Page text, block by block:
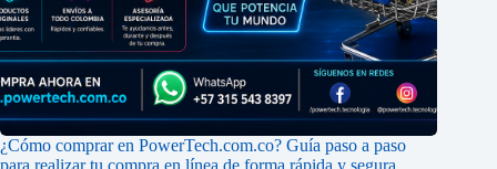
¿Cómo comprar en PowerTech.com.co? Guía paso a paso